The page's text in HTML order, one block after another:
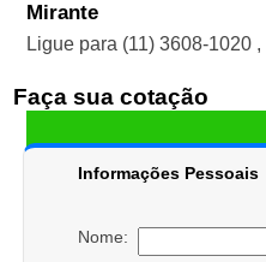
Mirante
Ligue para (11) 3608-1020 ,
Faça sua cotação
Informações Pessoais
Nome: